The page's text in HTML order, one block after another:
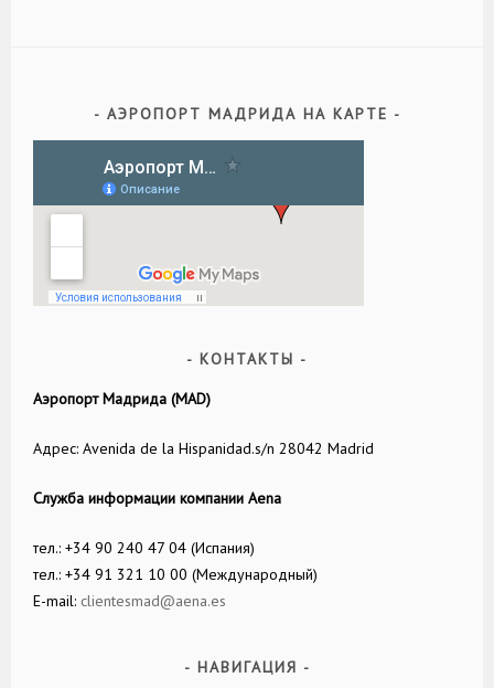
АЭРОПОРТ МАДРИДА НА КАРТЕ
КОНТАКТЫ
Аэропорт Мадрида (MAD)
Адрес: Avenida de la Hispanidad.s/n 28042 Madrid
Служба информации компании Aena
тел.: +34 90 240 47 04 (Испания)
тел.: +34 91 321 10 00 (Международный)
E-mail: clientesmad@aena.es
НАВИГАЦИЯ